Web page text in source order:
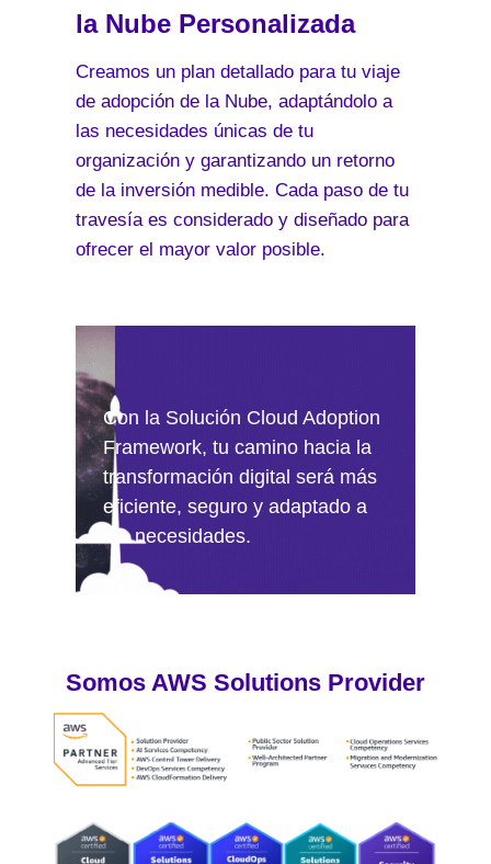
la Nube Personalizada
Creamos un plan detallado para tu viaje
de adopción de la Nube, adaptándolo a
las necesidades únicas de tu
organización y garantizando un retorno
de la inversión medible. Cada paso de tu
travesía es considerado y diseñado para
ofrecer el mayor valor posible.
Con la Solución Cloud Adoption
Framework, tu camino hacia la
transformación digital será más
eficiente, seguro y adaptado a
tus necesidades.
Somos AWS Solutions Provider